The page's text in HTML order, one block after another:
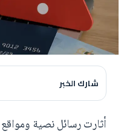
شارك الخبر
أثارت رسائل نصية